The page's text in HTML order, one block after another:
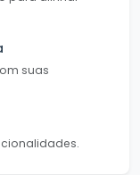
suas